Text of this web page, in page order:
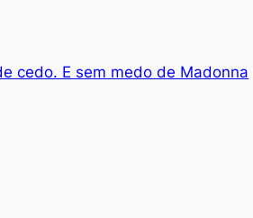
cedo. E sem medo de Madonna